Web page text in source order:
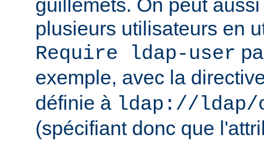
plusieurs utilisateurs en
Require ldap-user
exemple, avec la
définie à ldap://ldap/
(spécifiant donc que